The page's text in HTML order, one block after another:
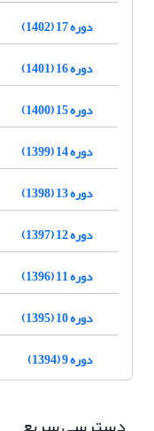
دوره 17 (1402)
دوره 16 (1401)
دوره 15 (1400)
دوره 14 (1399)
دوره 13 (1398)
دوره 12 (1397)
دوره 11 (1396)
دوره 10 (1395)
دوره 9 (1394)